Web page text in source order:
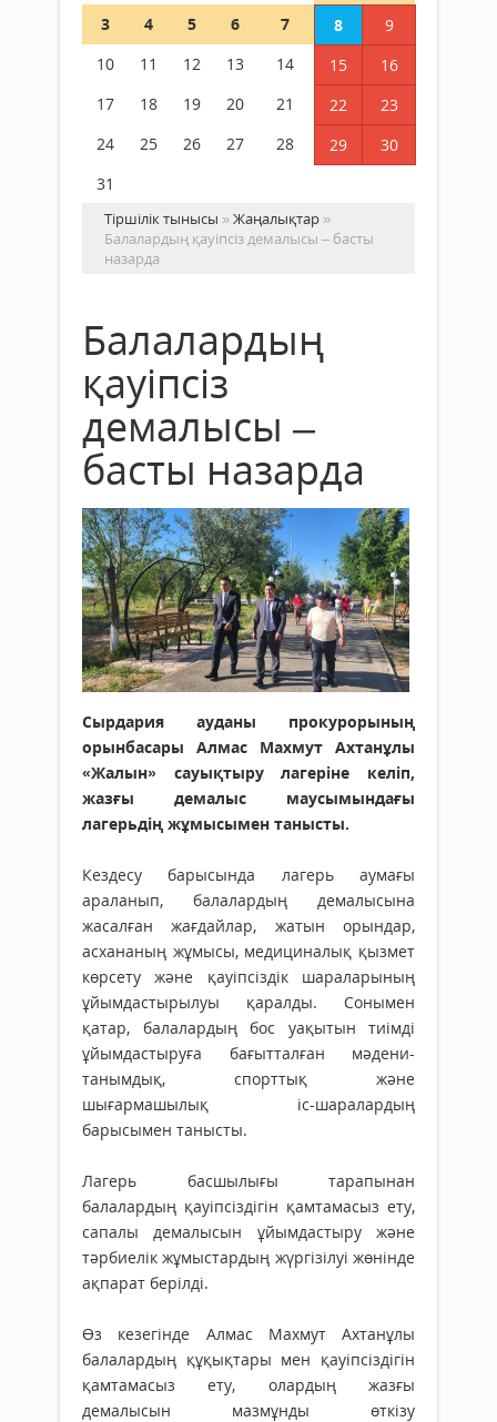
3
4 5 6 7 8
9
10
11 12 13 14 15
16
17
18 19 20 21 22
23
24
25 26 27 28 29
30
31
Тіршілік тынысы »Жаңалықтар »
Балалардың қауіпсіз демалысы – басты
назарда
Балалардың
қауіпсіз
демалысы –
басты назарда
Сырдария ауданы прокурорының
орынбасары Алмас Махмут Ахтанұлы
«Жалын» сауықтыру лагеріне келіп,
жазғы демалыс маусымындағы
лагерьдің жұмысымен танысты.
Кездесу барысында лагерь аумағы
араланып, балалардың демалысына
жасалған жағдайлар, жатын орындар,
асхананың жұмысы, медициналық қызмет
көрсету және қауіпсіздік шараларының
ұйымдастырылуы қаралды. Сонымен
қатар, балалардың бос уақытын тиімді
ұйымдастыруға бағытталған мәдени-
танымдық, спорттық және
шығармашылық іс-шаралардың
барысымен танысты.
Лагерь басшылығы тарапынан
балалардың қауіпсіздігін қамтамасыз ету,
сапалы демалысын ұйымдастыру және
тәрбиелік жұмыстардың жүргізілуі жөнінде
ақпарат берілді.
Өз кезегінде Алмас Махмут Ахтанұлы
балалардың құқықтары мен қауіпсіздігін
қамтамасыз ету, олардың жазғы
демалысын мазмұнды өткізу